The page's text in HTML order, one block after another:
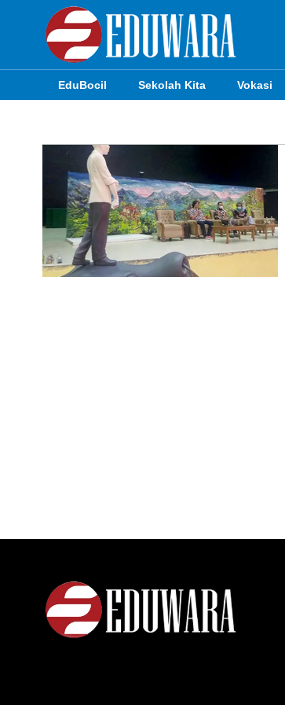
EduBocil Sekolah Kita Vokasi
Sekolah Kita
Vokasi
Kampus
Idea
Sains